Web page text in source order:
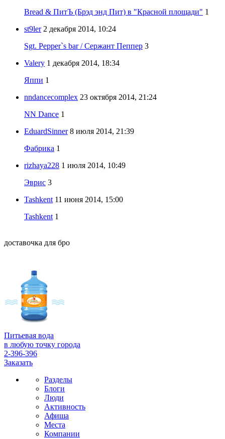
Bread & ПитЪ (Брэд энд Пит) в "Красной площади" 1
st9ler 2 декабря 2014, 10:24
Sgt. Pepper`s bar / Сержант Пеппер 3
Valery 1 декабря 2014, 18:34
Яппи 1
nndancecomplex 23 октября 2014, 21:24
NN Dance 1
EduardSinner 8 июля 2014, 21:39
Фабрика 1
rizhaya228 1 июля 2014, 10:49
Эврис 3
Tashkent 11 июня 2014, 15:00
Tashkent 1
доставочка для бро
Питьевая вода
в любую точку города
2-396-396
Заказать
Разделы
Блоги
Люди
Активность
Афиша
Места
Компании